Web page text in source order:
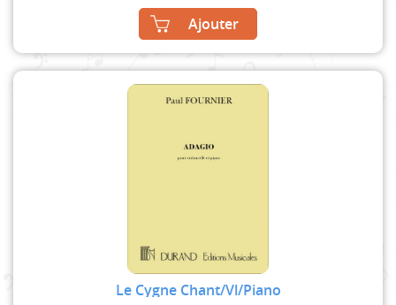
Ajouter
Le Cygne Chant/Vl/Piano